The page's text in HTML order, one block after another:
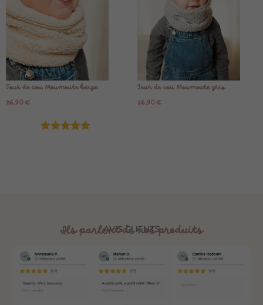
Tour de cou Moumoute beige
26,90 €
Tour de cou Moumoute gris
26,90 €
AVIS CLIENTS
Ils parlent de nos produits